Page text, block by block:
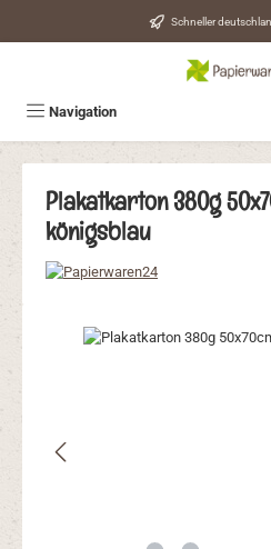
Zum Hauptinhalt springen Schneller
Navigation
Plakatkarton 380g
königsblau
Bildergalerie überspringen